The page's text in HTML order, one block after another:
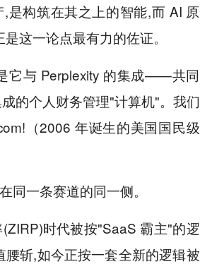
是构筑在其之上的智能,而 AI 原
这一论点最有力的佐证。
它与 Perplexity 的集成——共同
的个人财务管理"计算机"。我们
（2006 年诞生的美国国民级
同一条赛道的同一侧。
时代被按"SaaS 霸主"的逻
腰斩,如今正按一套全新的逻辑被